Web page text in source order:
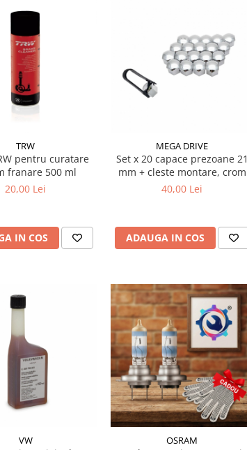
TRW
pentru curatare
franare 500 ml
20,00 Lei
IN COS
MEGA DRIVE
Set x 20 capace prezoane 21
mm + cleste montare, crom
40,00 Lei
ADAUGA IN COS
VW OSRAM